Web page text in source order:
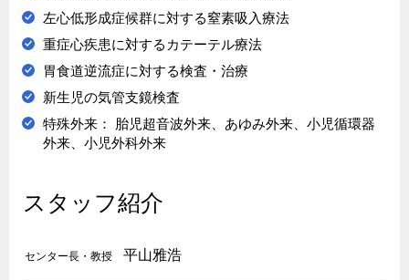
左心低形成症候群に対する窒素吸入療法
重症心疾患に対するカテーテル療法
胃食道逆流症に対する検査・治療
新生児の気管支鏡検査
特殊外来： 胎児超音波外来、あゆみ外来、小児循環器
外来、小児外科外来
スタッフ紹介
センター長・教授 平山雅浩